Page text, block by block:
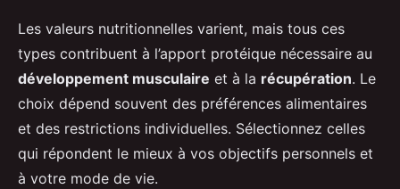
Les valeurs nutritionnelles varient, mais tous ces
types contribuent à l’apport protéique nécessaire au
développement musculaire et à la récupération. Le
choix dépend souvent des préférences alimentaires
et des restrictions individuelles. Sélectionnez celles
qui répondent le mieux à vos objectifs personnels et
à votre mode de vie.